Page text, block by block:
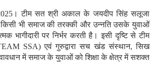
टीम सत श्री अकाल के जयदीप सिंह सलूजा
किसी भी समाज की तरक्की और उन्नति उसके युवाओं
भागीदारी पर निर्भर करती है। इसी दृष्टि से टीम
SSA) एवं गुरुद्वारा सच खंड संस्थान, सिख
में समाज के युवाओं को शिक्षा के क्षेत्र में सशक्त